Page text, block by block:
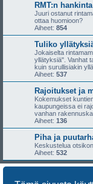
RMT:n
Juuri ostanut
ottaa huomioon?
Aiheet: 854
Tuliko
Jokaiselta
yllätyksiä". Vanhat
kuin surullisiakin
Aiheet: 537
Rajoitukset ja
Kokemukset
kaupungeissa ei
vanhan
Aiheet: 136
Piha ja
Keskustelua
Aiheet: 532